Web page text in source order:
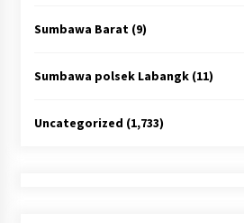
Sumbawa Barat(9)
Sumbawa polsek Labangk(11)
Uncategorized (1,733)